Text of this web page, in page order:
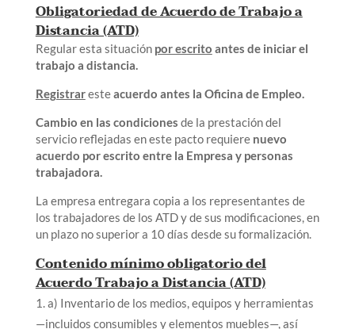
Obligatoriedad de Acuerdo de Trabajo a
Distancia (ATD)
Regular esta situación por escrito antes de iniciar el
trabajo a distancia.
Registraresteacuerdo antes la Oficina de Empleo.
Cambio en las condiciones de la prestación del
servicio reflejadas en este pacto requierenuevo
acuerdo por escrito entre la Empresa y personas
trabajadora.
La empresa entregara copia a los representantes de
los trabajadores de los ATD y de sus modificaciones, en
un plazo no superior a 10 días desde su formalización.
Contenido mínimo obligatorio del
Acuerdo Trabajo a Distancia (ATD)
a) Inventario de los medios, equipos y herramientas
—incluidos consumibles y elementos muebles—, así